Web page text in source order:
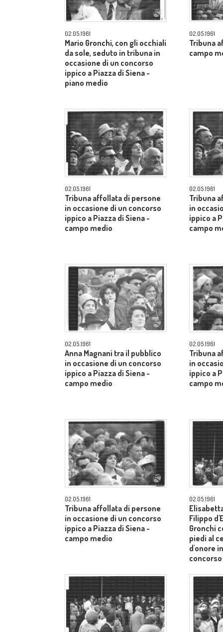
02.05.1961
Mario Gronchi, con gli occhiali
da sole, seduto in tribuna in
occasione di un concorso
ippico a Piazza di Siena -
piano medio
02.05.1961
Tribuna
campo
02.05.1961
Tribuna affollata di persone
in occasione di un concorso
ippico a Piazza di Siena -
campo medio
02.05.1961
Tribuna
in
ippico a
campo
02.05.1961
Anna Magnani tra il pubblico
in occasione di un concorso
ippico a Piazza di Siena -
campo medio
02.05.1961
Tribuna
in
ippico a
campo
02.05.1961
Tribuna affollata di persone
in occasione di un concorso
ippico a Piazza di Siena -
campo medio
02.05.1961
Filippo
Gronchi
piedi al
d'onore